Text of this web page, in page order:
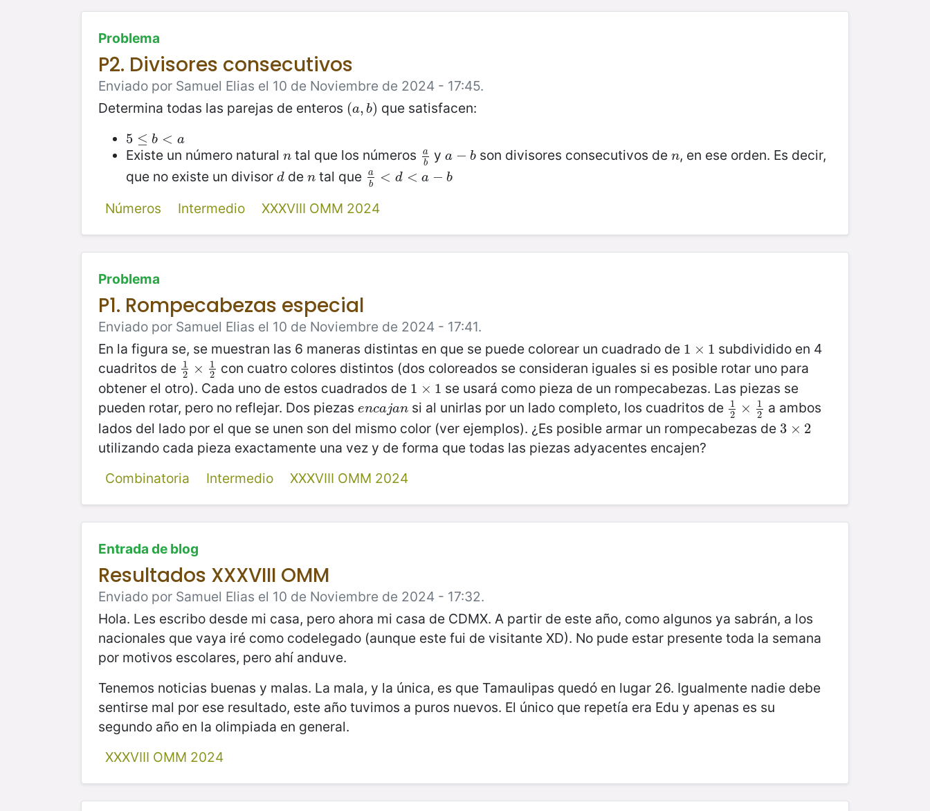
Problema
P2. Divisores consecutivos
Enviado por Samuel Elias el 10 de Noviembre de 2024 - 17:45.
Determina todas las parejas de enteros (a, b)
(a,b) que satisfacen:
5 ≤ b < a
5 ≤b < a
Existe un número natural n
n tal que los números
a
b
abya − b
a −b son divisores consecutivos den
n, en ese orden. Es decir,
que no existe un divisor d
d den
n tal que
a
b
< d < a − b
ab< d<a−b
Números
Intermedio XXXVIII OMM 2024
Problema
P1. Rompecabezas especial
Enviado por Samuel Elias el 10 de Noviembre de 2024 - 17:41.
En la figura se, se muestran las 6 maneras distintas en que se puede colorear un cuadrado de 1 × 1
1 ×1
subdividido en 4
cuadritos de 1
2
×
1
2
12 × 12 con cuatro colores distintos (dos coloreados se consideran iguales si es posible rotar uno para
obtener el otro). Cada uno de estos cuadrados de 1 × 1
1 ×1
se usará como pieza de un rompecabezas. Las piezas se
pueden rotar, pero no reflejar. Dos piezas encajan
encajansi al unirlas por un lado completo, los cuadritos de 1
2
×
1
2
12 × 12 a ambos
lados del lado por el que se unen son del mismo color (ver ejemplos). ¿Es posible armar un rompecabezas de 3 × 2
3 ×2
utilizando cada pieza exactamente una vez y de forma que todas las piezas adyacentes encajen?
Combinatoria
Intermedio XXXVIII OMM 2024
Entrada de blog
Resultados XXXVIII OMM
Enviado por Samuel Elias el 10 de Noviembre de 2024 - 17:32.
Hola. Les escribo desde mi casa, pero ahora mi casa de CDMX. A partir de este año, como algunos ya sabrán, a los
nacionales que vaya iré como codelegado (aunque este fui de visitante XD). No pude estar presente toda la semana
por motivos escolares, pero ahí anduve.
Tenemos noticias buenas y malas. La mala, y la única, es que Tamaulipas quedó en lugar 26. Igualmente nadie debe
sentirse mal por ese resultado, este año tuvimos a puros nuevos. El único que repetía era Edu y apenas es su
segundo año en la olimpiada en general.
XXXVIII OMM 2024